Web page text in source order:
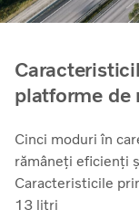
platforme
Cinci moduri în
rămâneți eficienți
Caracteristicile
13 litri